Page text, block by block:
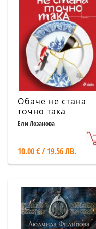
Обаче не стана
точно така
Ели Лозанова
10.00 € / 19.56 ЛВ.